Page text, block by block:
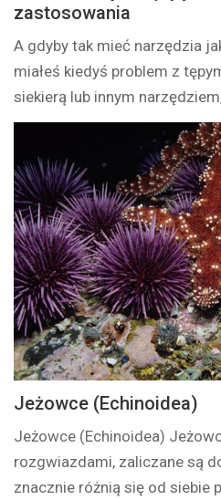
zastosowania
A gdyby tak mieć narzędzia
miałeś kiedyś problem z
siekierą lub innym
Jeżowce (Echinoidea)
Jeżowce (Echinoidea)
rozgwiazdami, zaliczane są
znacznie różnią się od siebie